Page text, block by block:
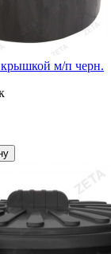
м/п черн.